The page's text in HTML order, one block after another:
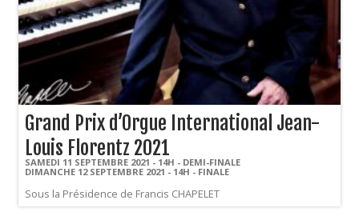
Grand Prix d’Orgue International Jean-
Louis Florentz 2021
SAMEDI 11 SEPTEMBRE 2021 - 14H - DEMI-FINALE
DIMANCHE 12 SEPTEMBRE 2021 - 14H - FINALE
Sous la Présidence de Francis CHAPELET